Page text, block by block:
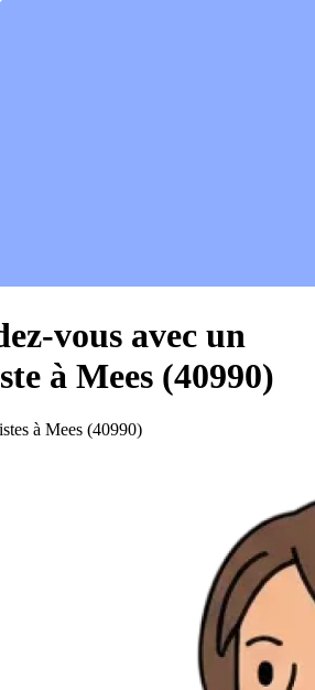
vous avec un
à Mees (40990)
à Mees (40990)